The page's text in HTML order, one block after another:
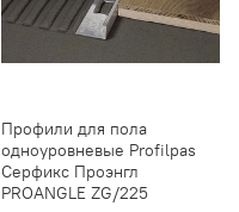
Профили для пола
одноуровневые Profilpas
Серфикс Проэнгл
PROANGLE ZG/225